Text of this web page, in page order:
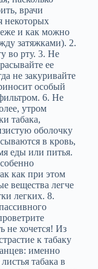
врачи
некоторых
и как можно
затяжками). 2.
во рту. 3. Не
ее
не закуривайте
особый
6. Не
утром
табака,
оболочку
в кровь,
еды или питья.
как при этом
вещества легче
легких. 8.
не хочется! Из
к табаку
именно
табака в